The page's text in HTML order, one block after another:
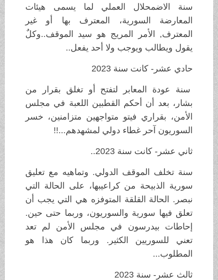
سنة الاضمحلال العملي لما يسمى هيئات
المعارضة السورية، المعترف بها أو غير
المعترف, الأمر المريج هو سيد الموقف..وكلٌ
يقول ويطالب ويوجب ولا أحد يفعل..
حادي عشر- كانت سنة 2023
سنة عودة المعابر لتفتح أو تغلق بقرار من
بشار، بعد أن أحكم القطبين اللعبة في مجلس
الأمن، بقراري فيتو متواجهين متزامنين، خسر
السوريون آحر غطاء دولي لمشهدهم...!!
ثاني عشر- كانت سنة 2023..
سنة تخلف الموقف الدولي. وتماهيه مع تعليق
سورية الذبيحة من كراعيبها، على الحالة التي
نبصر. الحالة القلقة المتوفزه هي التي يجب أن
تعلق فيها سورية والسوريون، وربما حتى حين.
إحاطات بيدرسون في مجلس الأمن لم تعد
تعني للسوريين الكثير. وربما كان هذا هو
المطلوب...
ثالث عشر- سنة 2023